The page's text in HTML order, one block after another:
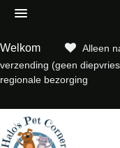
Welkom Alleen
verzending (geen
regionale bezorging